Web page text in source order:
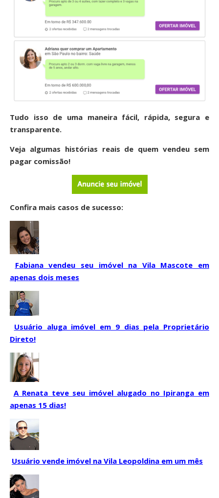
Tudo isso de uma maneira fácil, rápida, segura e
transparente.
Veja algumas histórias reais de quem vendeu sem
pagar comissão!
Confira mais casos de sucesso:
Fabiana vendeu seu imóvel na Vila Mascote em
apenas dois meses
Usuário aluga imóvel em 9 dias pela Proprietário
Direto!
A Renata teve seu imóvel alugado no Ipiranga em
apenas 15 dias!
Usuário vende imóvel na Vila Leopoldina em um mês